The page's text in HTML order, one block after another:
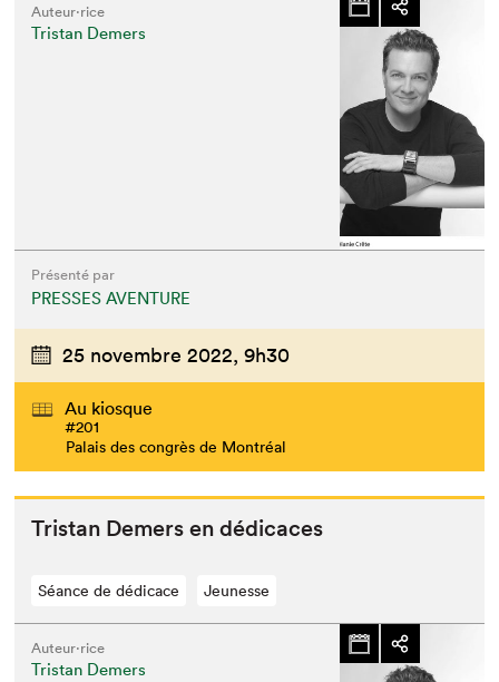
Auteur·rice
Tristan Demers
Présenté par
PRESSES AVENTURE
25 novembre 2022, 9h30
Au kiosque
#201
Palais des congrès de Montréal
Tris­tan Demers en dédicaces
Séance de dédicace Jeunesse
Auteur·rice
Tristan Demers